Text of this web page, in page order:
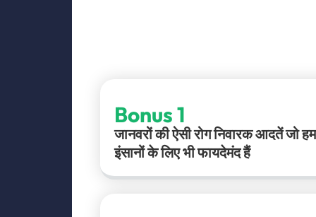
Bonus 1
जानवरों की ऐसी रोग निवारक आदतें जो हम
इंसानों के लिए भी फायदेमंद हैं